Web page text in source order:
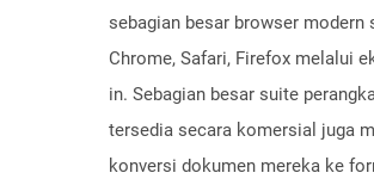
sebagian besar browser modern
Chrome, Safari, Firefox melalui
in. Sebagian besar suite
tersedia secara komersial juga
konversi dokumen mereka ke